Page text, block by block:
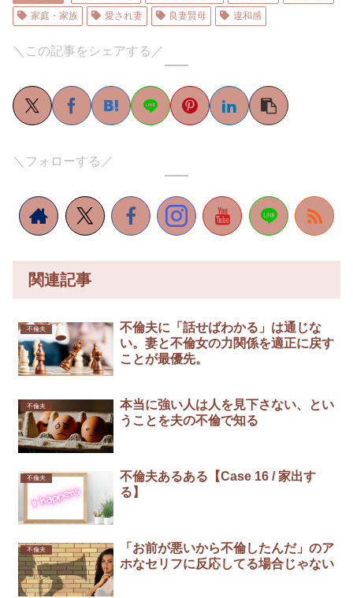
家庭・家族
愛され妻 良妻賢母 違和感
＼この記事をシェアする／
＼フォローする／
関連記事
不倫夫
不倫夫に「話せばわかる」は通じな
い。妻と不倫女の力関係を適正に戻す
ことが最優先。
不倫夫
本当に強い人は人を見下さない、とい
うことを夫の不倫で知る￼
不倫夫
不倫夫あるある【Case 16 / 家出す
る】
不倫夫
「お前が悪いから不倫したんだ」のア
ホなセリフに反応してる場合じゃない